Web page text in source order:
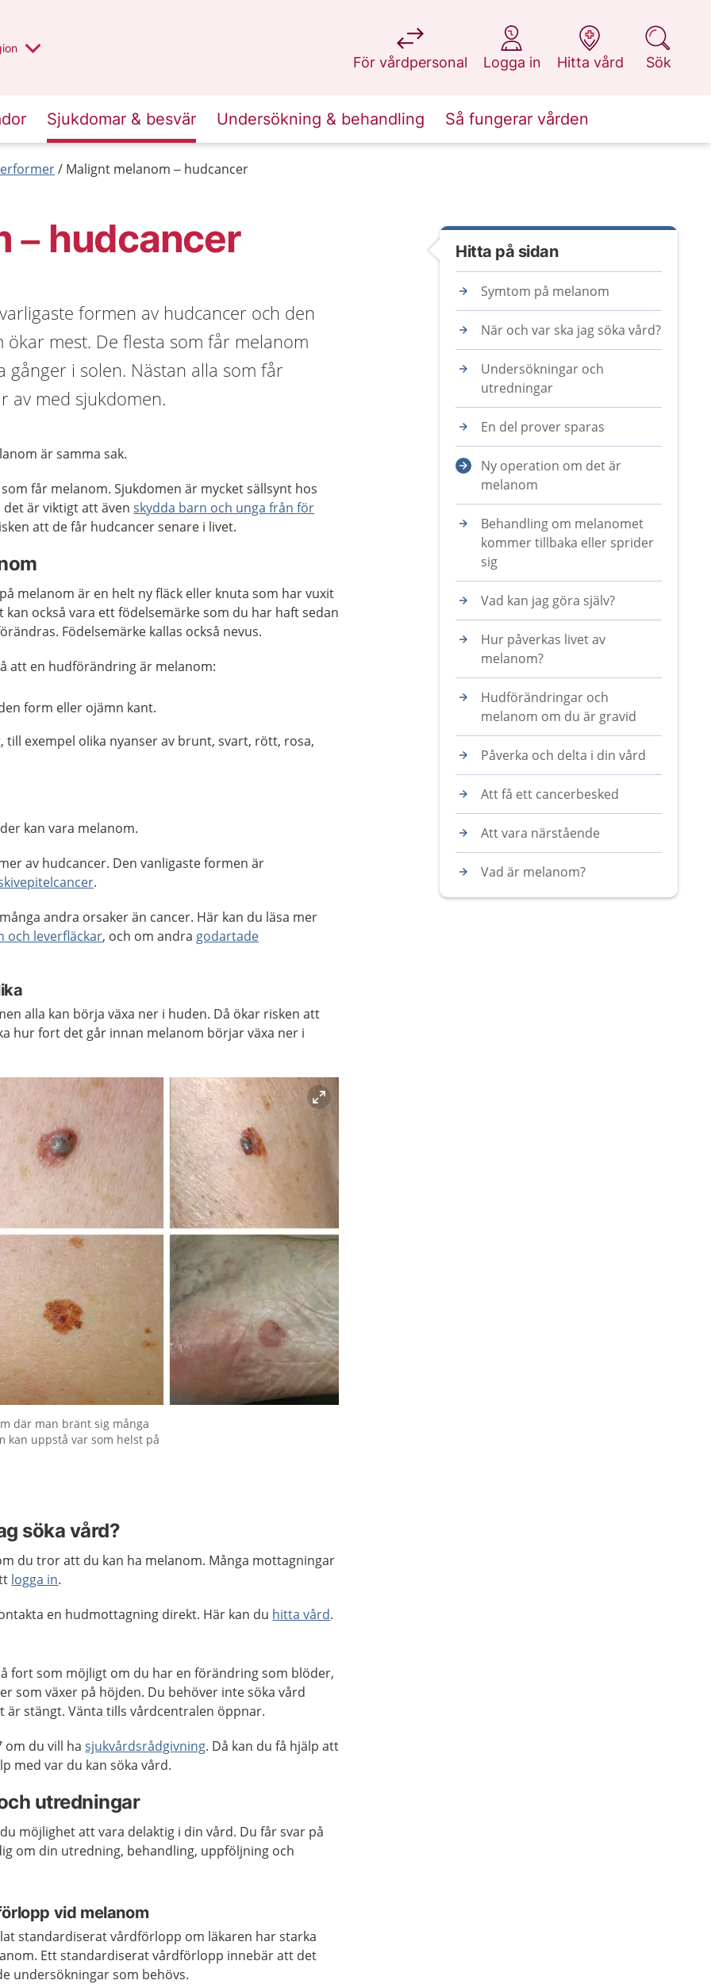
region
För vårdpersonal
på 1177.se
Logga in
på 1177.se
Hitta vård
på 1177.se
Sök
på 1177.se
Sjukdomar & besvär Undersökning & behandling Så fungerar vården
Malignt melanom – hudcancer
– hudcancer
formen av hudcancer och den
ökar mest. De flesta som får melanom
gånger i solen. Nästan alla som får
av med sjukdomen.
är samma sak.
får melanom. Sjukdomen är mycket sällsynt hos
det är viktigt att ävenskydda barn och unga från för
att de får hudcancer senare i livet.
melanom är en helt ny fläck eller knuta som har vuxit
också vara ett födelsemärke som du har haft sedan
Födelsemärke kallas också nevus.
att en hudförändring är melanom:
form eller ojämn kant.
till exempel olika nyanser av brunt, svart, rött, rosa,
kan vara melanom.
av hudcancer. Den vanligaste formen är
.
andra orsaker än cancer. Här kan du läsa mer
och leverfläckar, och om andra godartade
alla kan börja växa ner i huden. Då ökar risken att
hur fort det går innan melanom börjar växa ner i
där man bränt sig många
kan uppstå var som helst på
söka vård?
du tror att du kan ha melanom. Många mottagningar
logga in.
en hudmottagning direkt. Här kan du hitta vård.
fort som möjligt om du har en förändring som blöder,
som växer på höjden. Du behöver inte söka vård
är stängt. Vänta tills vårdcentralen öppnar.
om du vill hasjukvårdsrådgivning. Då kan du få hjälp att
med var du kan söka vård.
utredningar
möjlighet att vara delaktig i din vård. Du får svar på
om din utredning, behandling, uppföljning och
vid melanom
standardiserat vårdförlopp om läkaren har starka
Ett standardiserat vårdförlopp innebär att det
undersökningar som behövs.
Hitta på sidan
Symtom på melanom
När och var ska jag söka vård?
Undersökningar och
utredningar
En del prover sparas
Ny operation om det är
melanom
Behandling om melanomet
kommer tillbaka eller sprider
sig
Vad kan jag göra själv?
Hur påverkas livet av
melanom?
Hudförändringar och
melanom om du är gravid
Påverka och delta i din vård
Att få ett cancerbesked
Att vara närstående
Vad är melanom?